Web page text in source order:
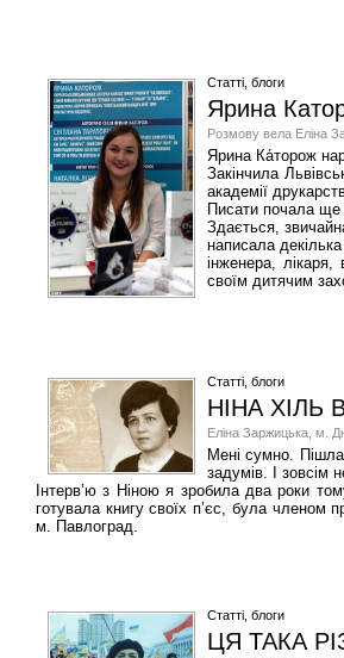
Статті, блоги
Ярина
Розмову вела Еліна
Ярина Ка́торож
Закінчила
академії
Писати почала ще
Здається,
написала
інженера, лікаря,
своїм дитячим
Статті, блоги
НІНА ХІЛЬ
Еліна Заржицька, м.
Мені сумно.
задумів. І зовсім
Інтерв’ю з Ніною я зробила два роки
готувала книгу своїх п’єс, була членом
м. Павлоград.
Статті, блоги
ЦЯ ТАКА